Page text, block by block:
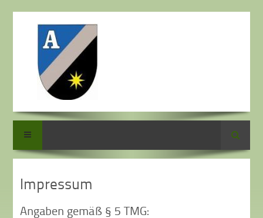
Suche
Impressum
Angaben gemäß § 5 TMG: